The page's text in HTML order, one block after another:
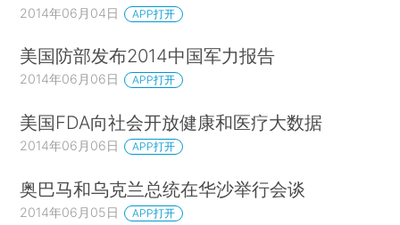
2014年06月04日 APP打开
美国防部发布2014中国军力报告
2014年06月06日 APP打开
美国FDA向社会开放健康和医疗大数据
2014年06月06日 APP打开
奥巴马和乌克兰总统在华沙举行会谈
2014年06月05日 APP打开